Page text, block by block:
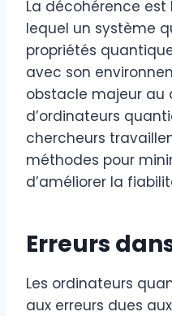
La décohérence
lequel un système
propriétés
avec son
obstacle majeur au
d’ordinateurs
chercheurs
méthodes pour
d’améliorer la
Erreurs
Les ordinateurs
aux erreurs dues